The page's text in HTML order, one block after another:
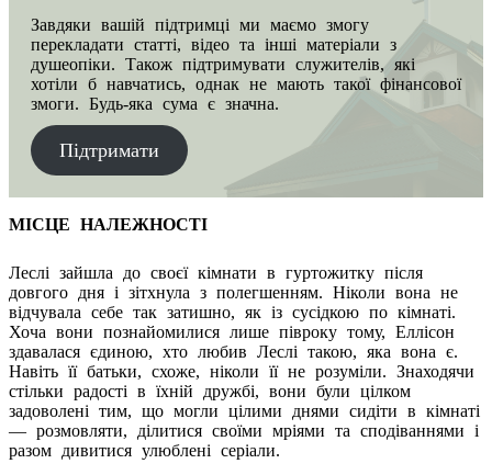
Завдяки вашiй підтримці ми маємо змогу
перекладати статті, відео та інші матеріали з
душеопіки. Також підтримувати служителів, які
хотіли б навчатись, однак не мають такої фінансової
змоги. Будь-яка сума є значна.
Підтримати
МІСЦЕ НАЛЕЖНОСТІ
Леслі зайшла до своєї кімнати в гуртожитку після
довгого дня і зітхнула з полегшенням. Ніколи вона не
відчувала себе так затишно, як із сусідкою по кімнаті.
Хоча вони познайомилися лише півроку тому, Еллісон
здавалася єдиною, хто любив Леслі такою, яка вона є.
Навіть її батьки, схоже, ніколи її не розуміли. Знаходячи
стільки радості в їхній дружбі, вони були цілком
задоволені тим, що могли цілими днями сидіти в кімнаті
— розмовляти, ділитися своїми мріями та сподіваннями і
разом дивитися улюблені серіали.